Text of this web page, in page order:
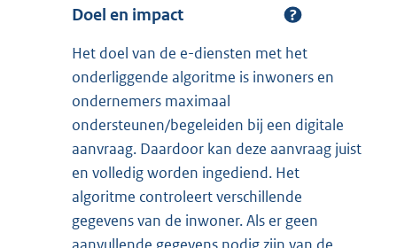
Doel en impact
Het doel van de e-diensten met het
onderliggende algoritme is inwoners en
ondernemers maximaal
ondersteunen/begeleiden bij een digitale
aanvraag. Daardoor kan deze aanvraag juist
en volledig worden ingediend. Het
algoritme controleert verschillende
gegevens van de inwoner. Als er geen